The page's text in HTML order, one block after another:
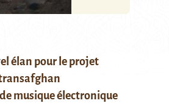
élan pour le projet
musique électronique